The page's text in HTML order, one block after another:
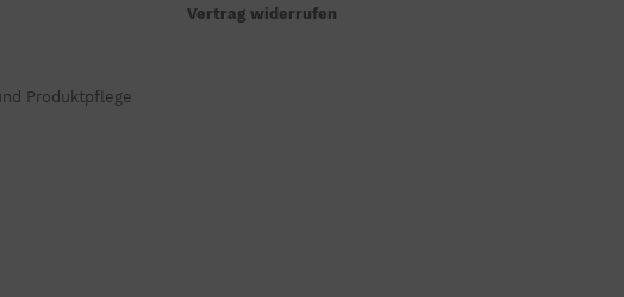
Produktpflege
Vertrag widerrufen